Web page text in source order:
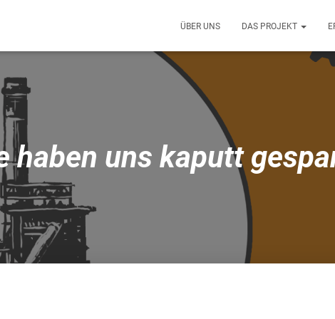
ÜBER UNS DAS PROJEKT
haben uns kaputt